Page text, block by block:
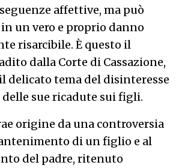
affettive, ma può
un vero e proprio danno
risarcibile. È questo il
dalla Corte di Cassazione,
delicato tema del disinteresse
sue ricadute sui figli.
origine da una controversia
di un figlio e al
del padre, ritenuto